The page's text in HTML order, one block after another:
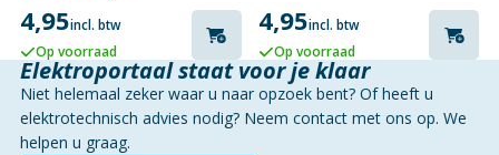
BOEKKLEM
4,95incl. btw
Op voorraad
4,95incl. btw
Op voorraad
Elektroportaal staat voor je klaar
Niet helemaal zeker waar u naar opzoek bent? Of heeft u
elektrotechnisch advies nodig? Neem contact met ons op. We
helpen u graag.